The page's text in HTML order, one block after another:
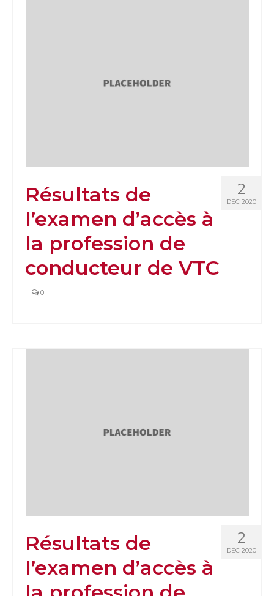
2
DÉC 2020
Résultats de
l’examen d’accès à
la profession de
conducteur de VTC
| 0
2
DÉC 2020
Résultats de
l’examen d’accès à